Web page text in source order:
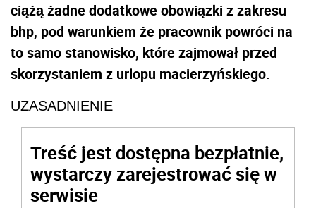
ciążą żadne dodatkowe obowiązki z zakresu
bhp, pod warunkiem że pracownik powróci na
to samo stanowisko, które zajmował przed
skorzystaniem z urlopu macierzyńskiego.
UZASADNIENIE
Treść jest dostępna bezpłatnie,
wystarczy zarejestrować się w
serwisie